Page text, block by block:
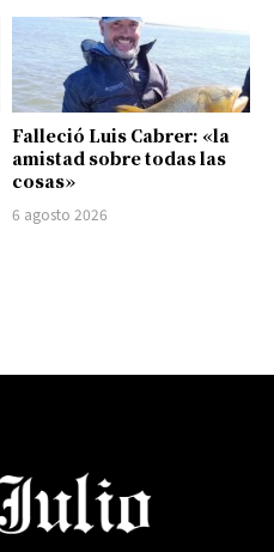
Falleció Luis Cabrer: «la
amistad sobre todas las
cosas»
6 agosto 2026